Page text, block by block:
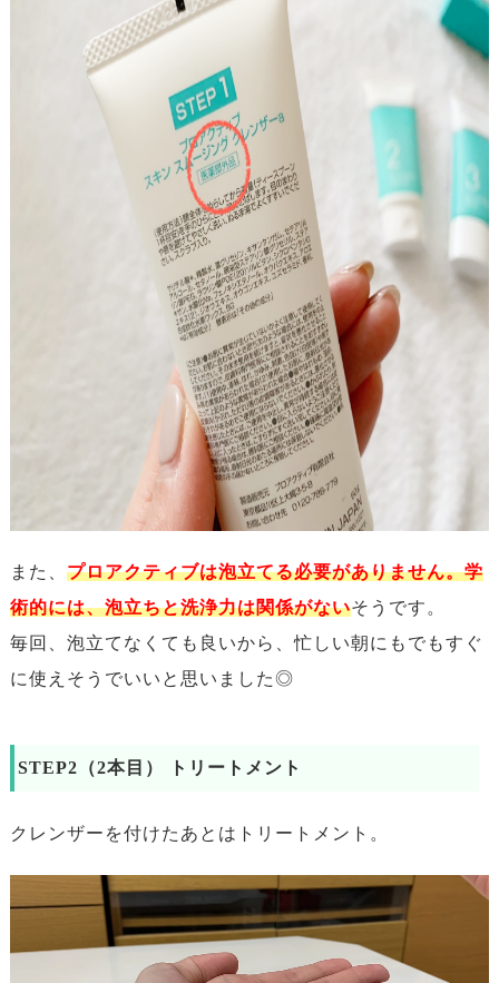
また、 プロアクティブは泡立てる必要がありません。学
術的には、泡立ちと洗浄力は関係がないそうです。
毎回、泡立てなくても良いから、忙しい朝にもでもすぐ
に使えそうでいいと思いました◎
STEP2（2本目） トリートメント
クレンザーを付けたあとはトリートメント。